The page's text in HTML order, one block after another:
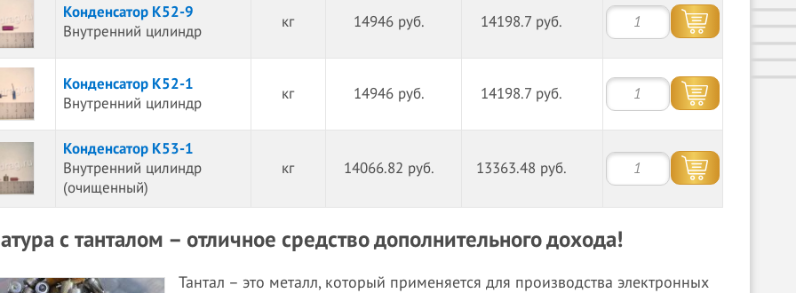
Конденсатор К52-9
Внутренний цилиндр
кг 14946 руб. 14198.7 руб.
Конденсатор К52-1
Внутренний цилиндр
кг 14946 руб. 14198.7 руб.
Конденсатор К53-1
Внутренний цилиндр
(очищенный)
кг 14066.82 руб. 13363.48 руб.
с танталом – отличное средство дополнительного дохода!
Тантал – это металл, который применяется для производства электронных